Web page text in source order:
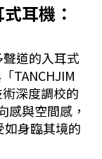
耳機：
聲道的入耳式
TANCHJIM
深度調校的
感與空間感，
身臨其境的